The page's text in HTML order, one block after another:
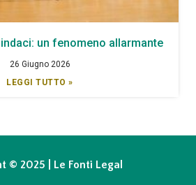
un fenomeno allarmante
26 Giugno 2026
LEGGI TUTTO »
© 2025 | Le Fonti Legal